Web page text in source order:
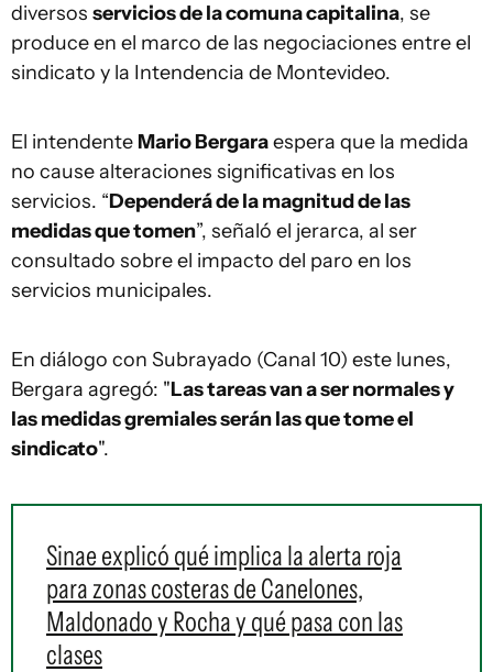
diversos servicios de la comuna capitalina, se
produce en el marco de las negociaciones entre el
sindicato y la Intendencia de Montevideo.
El intendente Mario Bergaraespera que la medida
no cause alteraciones significativas en los
servicios. “Dependerá de la magnitud de las
medidas que tomen”, señaló el jerarca, al ser
consultado sobre el impacto del paro en los
servicios municipales.
En diálogo con Subrayado (Canal 10) este lunes,
Bergara agregó: "Las tareas van a ser normales y
las medidas gremiales serán las que tome el
sindicato".
Sinae explicó qué implica la alerta roja
para zonas costeras de Canelones,
Maldonado y Rocha y qué pasa con las
clases